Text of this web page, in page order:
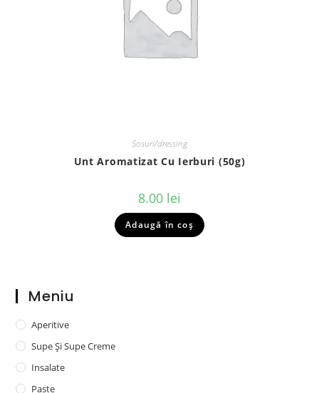
Sosuri/dressing
Unt Aromatizat Cu Ierburi (50g)
8.00 lei
Adaugă în coș
Meniu
Aperitive
Supe Și Supe Creme
Insalate
Paste